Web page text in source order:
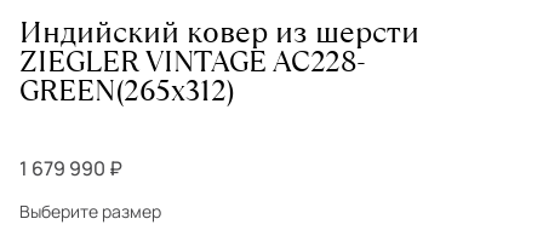
Индийский ковер из шерсти
ZIEGLER VINTAGE AC228-
GREEN(265x312)
1 679 990 ₽
Выберите размер